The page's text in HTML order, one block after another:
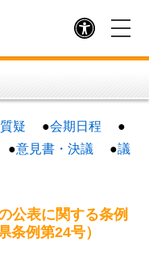
疑 ●会期日程 ●
●意見書・決議 ●議
公表に関する条例
条例第24号）